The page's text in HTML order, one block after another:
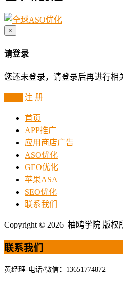
×
请登录
您还未登录，请登录后再进行相
注 册
首页
APP推广
应用商店广告
ASO优化
GEO优化
苹果ASA
SEO优化
联系我们
Copyright © 2026 柚鸥学院 版权
联系我们
黄经理-电话/微信：13651774872